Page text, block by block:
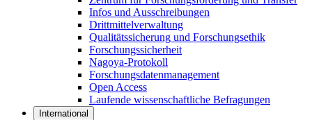
Infos und Ausschreibungen
Drittmittelverwaltung
Qualitätssicherung und Forschungsethik
Forschungssicherheit
Nagoya-Protokoll
Forschungsdatenmanagement
Open Access
Laufende wissenschaftliche Befragungen
International